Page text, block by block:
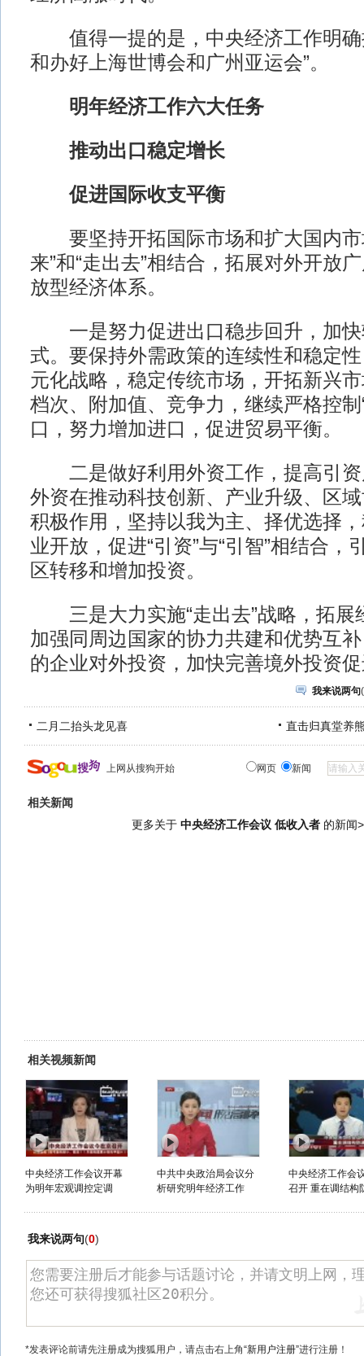
值得一提的是，中央经济工作明确
和办好上海世博会和广州亚运会”。
明年经济工作六大任务
推动出口稳定增长
促进国际收支平衡
要坚持开拓国际市场和扩大国内市
来”和“走出去”相结合，拓展对外开放
放型经济体系。
一是努力促进出口稳步回升，加快
式。要保持外需政策的连续性和稳定
元化战略，稳定传统市场，开拓新兴
档次、附加值、竞争力，继续严格控制
口，努力增加进口，促进贸易平衡。
二是做好利用外资工作，提高引资
外资在推动科技创新、产业升级、区
积极作用，坚持以我为主、择优选择
业开放，促进“引资”与“引智”相结合，
区转移和增加投资。
三是大力实施“走出去”战略，拓展
加强同周边国家的协力共建和优势互
的企业对外投资，加快完善境外投资
我来说两句(
二月二抬头龙见喜 直击归真堂养
上网从搜狗开始 网页 新闻
相关新闻
更多关于 中央经济工作会议 低收入者的新闻
相关视频新闻
中央经济工作会议开幕
为明年宏观调控定调
中共中央政治局会议分
析研究明年经济工作
中央经济工作会
召开 重在调结构
我来说两句(0)
*发表评论前请先注册成为搜狐用户，请点击右上角“新用户注册”进行注册！